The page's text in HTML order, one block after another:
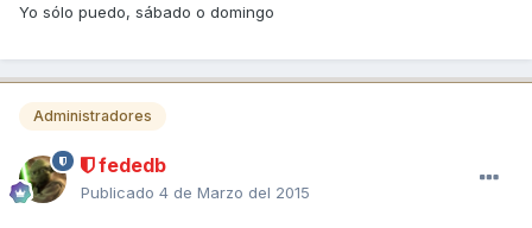
Yo sólo puedo, sábado o domingo
Administradores
fededb
Publicado 4 de Marzo del 2015